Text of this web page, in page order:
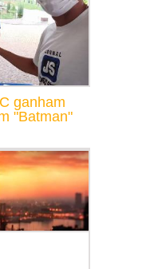
ganham
"Batman"